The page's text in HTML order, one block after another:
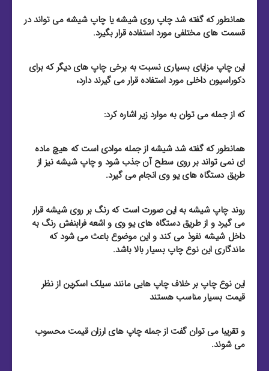
همانطور که گفته شد چاپ روی شیشه یا چاپ شیشه می تواند در
قسمت های مختلفی مورد استفاده قرار بگیرد.
این چاپ مزایای بسیاری نسبت به برخی چاپ های دیگر که برای
دکوراسیون داخلی مورد استفاده قرار می گیرند دارد،
که از جمله می توان به موارد زیر اشاره کرد:
همانطور که گفته شد شیشه از جمله موادی است که هیچ ماده
ای نمی تواند بر روی سطح آن جذب شود و چاپ شیشه نیز از
طریق دستگاه های یو وی انجام می گیرد.
روند چاپ شیشه به این صورت است که رنگ بر روی شیشه قرار
می گیرد و از طریق دستگاه های یو وی و اشعه فرابنفش رنگ به
داخل شیشه نفوذ می کند و این موضوع باعث می شود که
ماندگاری این نوع چاپ بسیار بالا باشد.
این نوع چاپ بر خلاف چاپ هایی مانند سیلک اسکرین از نظر
قیمت بسیار مناسب هستند
و تقریبا می توان گفت از جمله چاپ های ارزان قیمت محسوب
می شوند.